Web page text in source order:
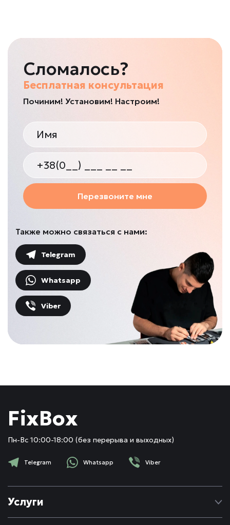
Сломалось?
Бесплатная консультация
Починим! Установим! Настроим!
Перезвоните мне
Также можно связаться с нами:
Telegram
Whatsapp
Viber
FixBox
Пн-Вс 10:00-18:00 (без перерыва и выходных)
Telegram Whatsapp Viber
Услуги